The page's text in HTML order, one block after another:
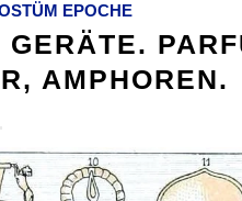
EPOCHE
AMPHOREN.